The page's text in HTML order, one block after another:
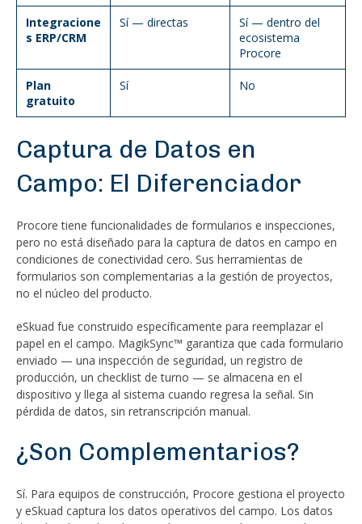
Integracione
s ERP/CRM
Sí — directas
Sí — dentro del
ecosistema
Procore
Plan
gratuito
Sí No
Captura de Datos en
Campo: El Diferenciador
Procore tiene funcionalidades de formularios e inspecciones,
pero no está diseñado para la captura de datos en campo en
condiciones de conectividad cero. Sus herramientas de
formularios son complementarias a la gestión de proyectos,
no el núcleo del producto.
eSkuad fue construido específicamente para reemplazar el
papel en el campo. MagikSync™ garantiza que cada formulario
enviado — una inspección de seguridad, un registro de
producción, un checklist de turno — se almacena en el
dispositivo y llega al sistema cuando regresa la señal. Sin
pérdida de datos, sin retranscripción manual.
¿Son Complementarios?
Sí. Para equipos de construcción, Procore gestiona el proyecto
y eSkuad captura los datos operativos del campo. Los datos